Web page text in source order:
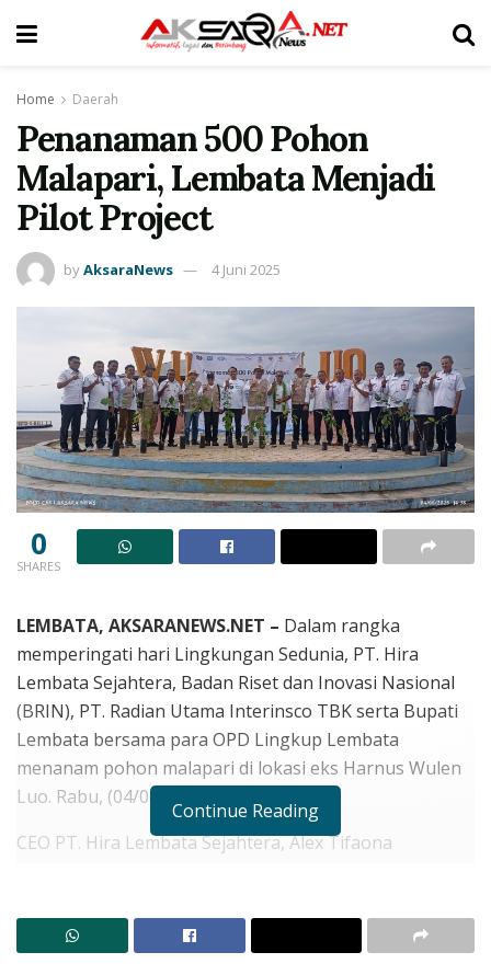
Home Daerah
Penanaman 500 Pohon
Malapari, Lembata Menjadi
Pilot Project
byAksaraNews 4 Juni 2025
0
SHARES
LEMBATA, AKSARANEWS.NET – Dalam rangka
memperingati hari Lingkungan Sedunia, PT. Hira
Lembata Sejahtera, Badan Riset dan Inovasi Nasional
(BRIN), PT. Radian Utama Interinsco TBK serta Bupati
Lembata bersama para OPD Lingkup Lembata
menanam pohon malapari di lokasi eks Harnus Wulen
Luo. Rabu, (04/06/2025).
CEO PT. Hira Lembata Sejahtera, Alex Tifaona
ditentukan yaitu di Lamatoka dan Baolali duli yang
berada di Kecamatan Ile Ape Timur.
Continue Reading